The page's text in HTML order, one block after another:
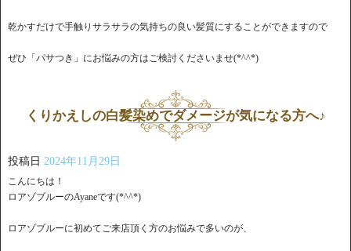
乾かすだけで手触りサラサラの気持ちの良い髪質にすることができますので
ぜひ「パサつき」にお悩みの方はご検討くださいませ(*^^*)
くりかえしの白髪染めでダメージが気になる方へ♪
投稿日 2024年11月29日
こんにちは！
ロアゾブルーのAyaneです(*^^*)
ロアゾブルーに初めてご来店頂く方のお悩みで多いのが、